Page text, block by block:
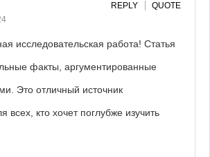
REPLY QUOTE
исследовательская работа! Статья
факты, аргументированные
Это отличный источник
кто хочет поглубже изучить